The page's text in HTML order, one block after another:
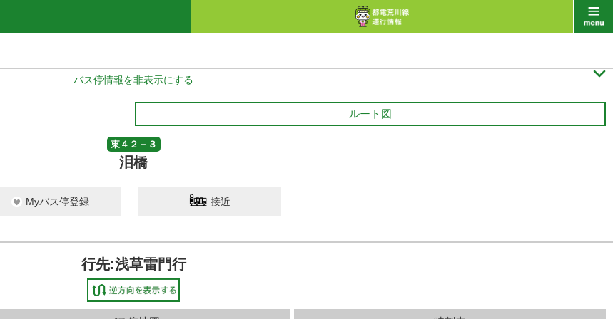
バス停情報を非表示にする 
ルート図
東４２－３
泪橋
Myバス停登録 接近
行先:浅草雷門行